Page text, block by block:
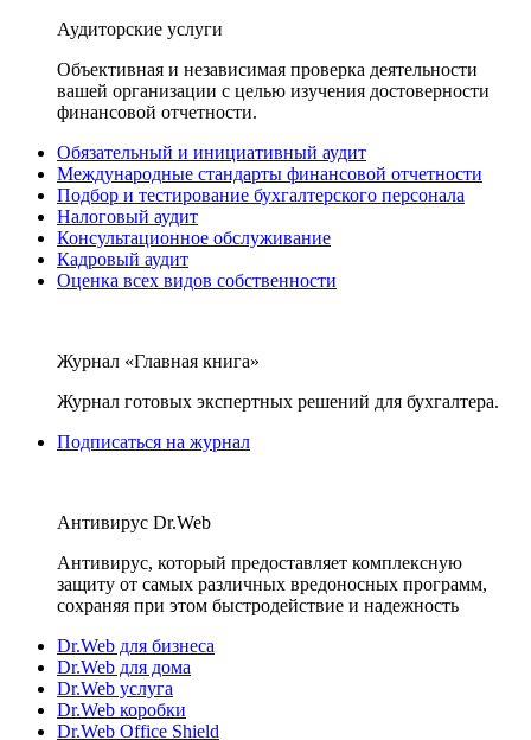
Аудиторские услуги
Объективная и независимая проверка деятельности
вашей организации с целью изучения достоверности
финансовой отчетности.
Обязательный и инициативный аудит
Международные стандарты финансовой отчетности
Подбор и тестирование бухгалтерского персонала
Налоговый аудит
Консультационное обслуживание
Кадровый аудит
Оценка всех видов собственности
Журнал «Главная книга»
Журнал готовых экспертных решений для бухгалтера.
Подписаться на журнал
Антивирус Dr.Web
Антивирус, который предоставляет комплексную
защиту от самых различных вредоносных программ,
сохраняя при этом быстродействие и надежность
Dr.Web для бизнеса
Dr.Web для дома
Dr.Web услуга
Dr.Web коробки
Dr.Web Office Shield